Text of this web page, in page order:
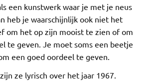
een kunstwerk waar je met je neus
heb je waarschijnlijk ook niet het
om het op zijn mooist te zien of om
te geven. Je moet soms een beetje
een goed oordeel te geven.
ze lyrisch over het jaar 1967.